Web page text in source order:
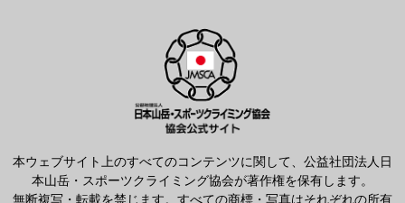
本ウェブサイト上のすべてのコンテンツに関して、公益社団法人日
本山岳・スポーツクライミング協会が著作権を保有します。
無断複写・転載を禁じます。すべての商標・写真はそれぞれの所有